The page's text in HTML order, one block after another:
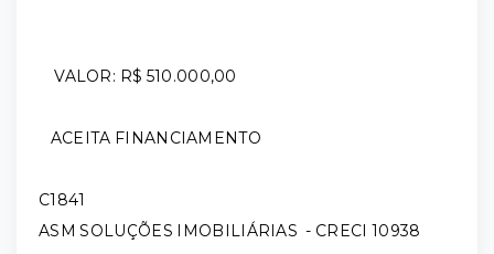
VALOR: R$ 510.000,00
ACEITA FINANCIAMENTO
C1841
ASM SOLUÇÕES IMOBILIÁRIAS - CRECI 10938